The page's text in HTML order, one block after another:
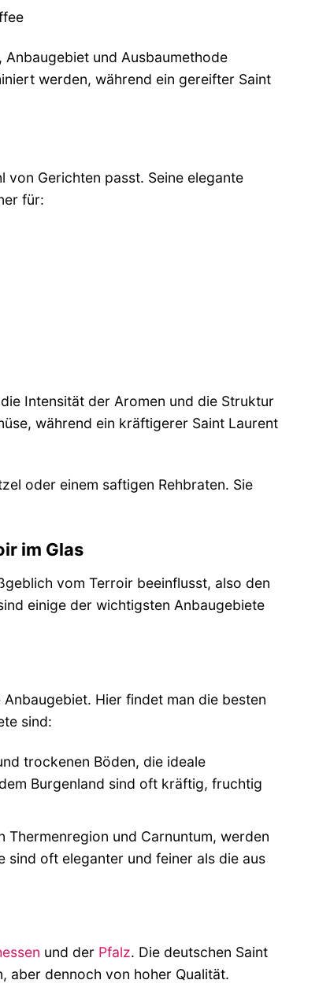
und Ausbaumethode
werden, während ein gereifter Saint
von Gerichten passt. Seine elegante
für:
Intensität der Aromen und die Struktur
während ein kräftigerer Saint Laurent
oder einem saftigen Rehbraten. Sie
im Glas
vom Terroir beeinflusst, also den
einige der wichtigsten Anbaugebiete
Hier findet man die besten
sind:
trockenen Böden, die ideale
Burgenland sind oft kräftig, fruchtig
Thermenregion und Carnuntum, werden
sind oft eleganter und feiner als die aus
und der Pfalz. Die deutschen Saint
aber dennoch von hoher Qualität.